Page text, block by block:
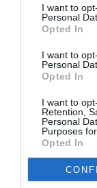
I want to
Personal
Opted In
I want to
Personal
Opted In
I want to
Retention,
Personal
Purposes
Opted In
Aae2306a
président soit
présenté !mais
a commenté :
Il semble que la